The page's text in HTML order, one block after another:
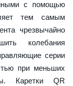
с помощью
тем самым
чрезвычайно
колебания
серии
при меньших
Каретки QR